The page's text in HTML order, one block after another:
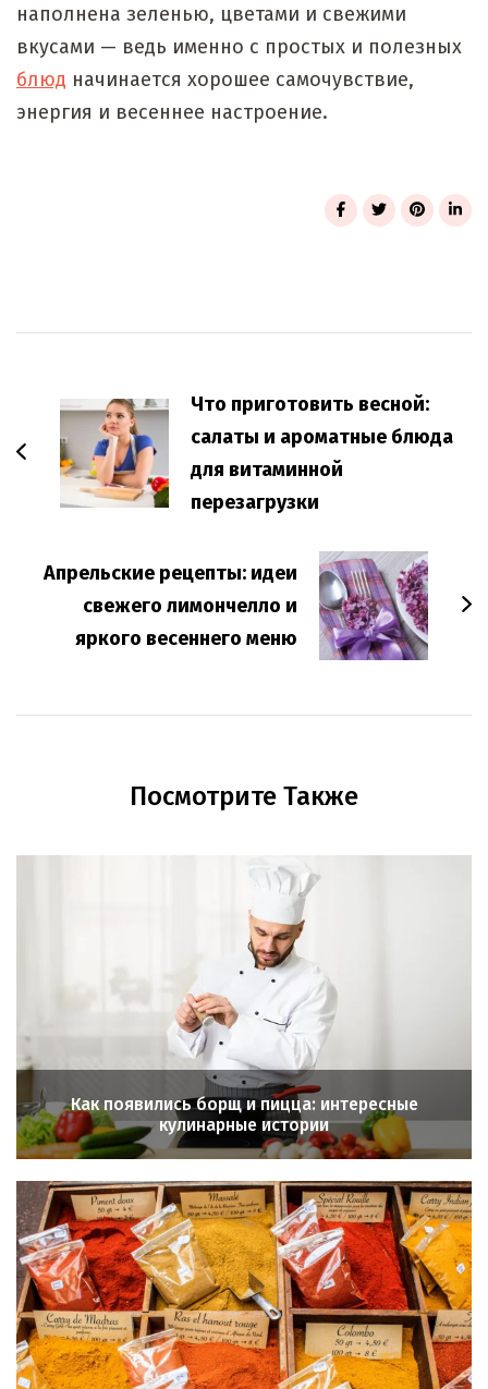
наполнена зеленью, цветами и свежими
вкусами — ведь именно с простых и полезных
блюд начинается хорошее самочувствие,
энергия и весеннее настроение.
Navigation
Что приготовить весной:
салаты и ароматные блюда
для витаминной
перезагрузки
Апрельские рецепты: идеи
свежего лимончелло и
яркого весеннего меню
Посмотрите Также
Как появились борщ и пицца: интересные
кулинарные истории